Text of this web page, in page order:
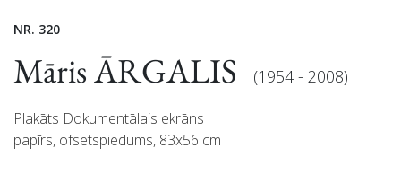
NR. 320
Māris ĀRGALIS (1954 - 2008)
Plakāts Dokumentālais ekrāns
papīrs, ofsetspiedums, 83x56 cm